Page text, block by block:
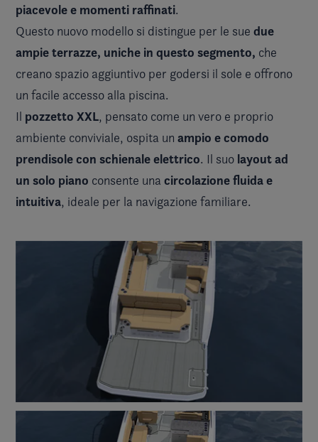
piacevole e momenti raffinati.
Questo nuovo modello si distingue per le sue due
ampie terrazze, uniche in questo segmento, che
creano spazio aggiuntivo per godersi il sole e offrono
un facile accesso alla piscina.
Il pozzetto XXL, pensato come un vero e proprio
ambiente conviviale, ospita un ampio e comodo
prendisole con schienale elettrico. Il suo layout ad
un solo piano consente una circolazione fluida e
intuitiva, ideale per la navigazione familiare.